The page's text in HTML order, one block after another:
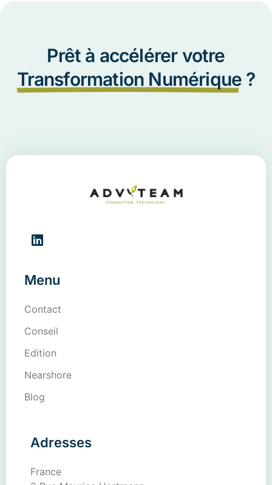
Prêt à accélérer votre
Transformation Numérique ?
Menu
Contact
Conseil
Edition
Nearshore
Blog
Adresses
France